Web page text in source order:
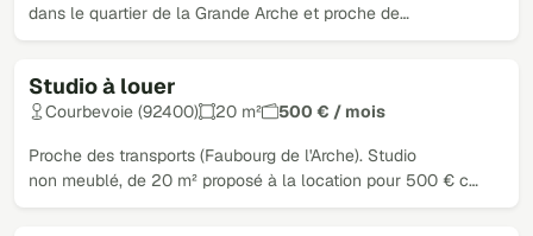
dans le quartier de la Grande Arche et proche de…
Studio à louer
Courbevoie (92400) 20 m² 500 € / mois
Proche des transports (Faubourg de l'Arche). Studio
non meublé, de 20 m² proposé à la location pour 500 € c…